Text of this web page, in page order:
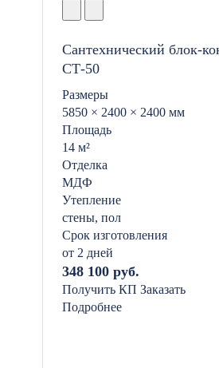
Сантехнический блок-
СТ-50
Размеры
5850 × 2400 × 2400 мм
Площадь
14 м²
Отделка
МДФ
Утепление
стены, пол
Срок изготовления
от 2 дней
348 100 руб.
Получить КП Заказать
Подробнее